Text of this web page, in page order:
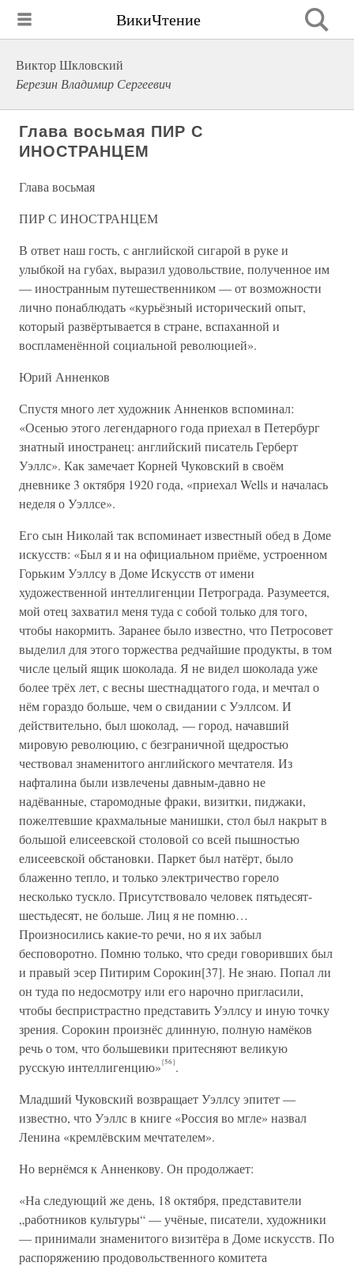
ВикиЧтение
Виктор Шкловский
Березин Владимир Сергеевич
Глава восьмая ПИР С
ИНОСТРАНЦЕМ
Глава восьмая
ПИР С ИНОСТРАНЦЕМ
В ответ наш гость, с английской сигарой в руке и
улыбкой на губах, выразил удовольствие, полученное им
— иностранным путешественником — от возможности
лично понаблюдать «курьёзный исторический опыт,
который развёртывается в стране, вспаханной и
воспламенённой социальной революцией».
Юрий Анненков
Спустя много лет художник Анненков вспоминал:
«Осенью этого легендарного года приехал в Петербург
знатный иностранец: английский писатель Герберт
Уэллс». Как замечает Корней Чуковский в своём
дневнике 3 октября 1920 года, «приехал Wells и началась
неделя о Уэллсе».
Его сын Николай так вспоминает известный обед в Доме
искусств: «Был я и на официальном приёме, устроенном
Горьким Уэллсу в Доме Искусств от имени
художественной интеллигенции Петрограда. Разумеется,
мой отец захватил меня туда с собой только для того,
чтобы накормить. Заранее было известно, что Петросовет
выделил для этого торжества редчайшие продукты, в том
числе целый ящик шоколада. Я не видел шоколада уже
более трёх лет, с весны шестнадцатого года, и мечтал о
нём гораздо больше, чем о свидании с Уэллсом. И
действительно, был шоколад, — город, начавший
мировую революцию, с безграничной щедростью
чествовал знаменитого английского мечтателя. Из
нафталина были извлечены давным-давно не
надёванные, старомодные фраки, визитки, пиджаки,
пожелтевшие крахмальные манишки, стол был накрыт в
большой елисеевской столовой со всей пышностью
елисеевской обстановки. Паркет был натёрт, было
блаженно тепло, и только электричество горело
несколько тускло. Присутствовало человек пятьдесят-
шестьдесят, не больше. Лиц я не помню…
Произносились какие-то речи, но я их забыл
бесповоротно. Помню только, что среди говоривших был
и правый эсер Питирим Сорокин[37]. Не знаю. Попал ли
он туда по недосмотру или его нарочно пригласили,
чтобы беспристрастно представить Уэллсу и иную точку
зрения. Сорокин произнёс длинную, полную намёков
речь о том, что большевики притесняют великую
русскую интеллигенцию»{56}.
Младший Чуковский возвращает Уэллсу эпитет —
известно, что Уэллс в книге «Россия во мгле» назвал
Ленина «кремлёвским мечтателем».
Но вернёмся к Анненкову. Он продолжает:
«На следующий же день, 18 октября, представители
„работников культуры“ — учёные, писатели, художники
— принимали знаменитого визитёра в Доме искусств. По
распоряжению продовольственного комитета